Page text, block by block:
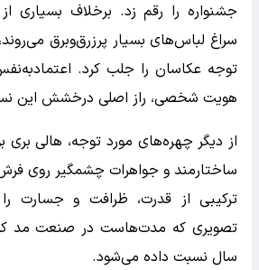
جشنواره را رقم زد. برخلاف بسیاری
سراغ لباس‌های بسیار پرزرق‌وبرق
توجه عکاسان را جلب کرد.
هویت شخصی، راز اصلی درخشش این
از دیگر چهره‌های مورد توجه، هالی
ساختارمند و جواهرات چشمگیر روی
ترکیبی از قدرت، ظرافت و جسارت
سال نسبت داده می‌شود.